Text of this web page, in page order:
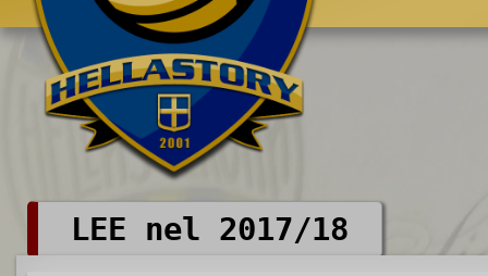
Benvenuti su HELLASTORY.net
LEE nel 2017/18